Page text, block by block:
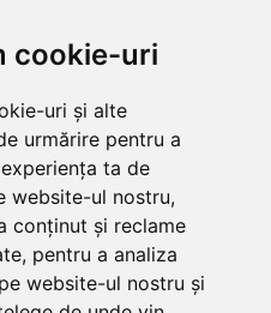
cookie-uri
uri și alte
urmărire pentru a
ta de
website-ul nostru,
conținut și reclame
pentru a analiza
website-ul nostru și
Echipament snowboard
Skate & longboard
Santa Cruz
Enuff Skateboards
Diverse
Cum aleg rolele
Cum aleg ochelarii